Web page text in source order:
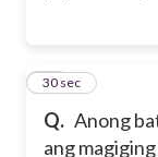
Q. Anong
ang
14
30 sec